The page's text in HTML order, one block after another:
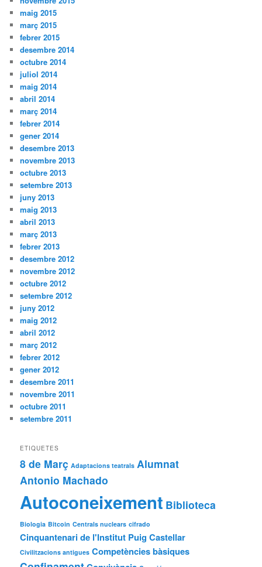
maig 2015
març 2015
febrer 2015
desembre 2014
octubre 2014
juliol 2014
maig 2014
abril 2014
març 2014
febrer 2014
gener 2014
desembre 2013
novembre 2013
octubre 2013
setembre 2013
juny 2013
maig 2013
abril 2013
març 2013
febrer 2013
desembre 2012
novembre 2012
octubre 2012
setembre 2012
juny 2012
maig 2012
abril 2012
març 2012
febrer 2012
gener 2012
desembre 2011
novembre 2011
octubre 2011
setembre 2011
ETIQUETES
8 de Març Adaptacions teatrals Alumnat
Antonio Machado
Autoconeixement Biblioteca
Biologia Bitcoin Centrals nuclears cifrado
Cinquantenari de l'Institut Puig Castellar
Civilitzacions antigues Competències bàsiques